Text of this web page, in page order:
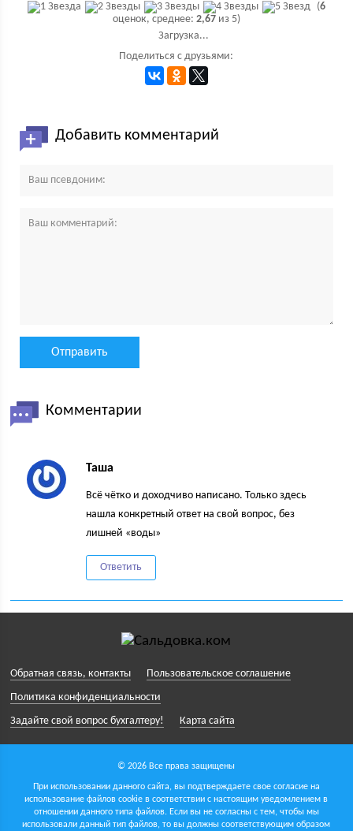
(6
оценок, среднее: 2,67из 5)
Загрузка...
Поделиться с друзьями:
Добавить комментарий
Комментарии
Таша
Всё чётко и доходчиво написано. Только здесь
нашла конкретный ответ на свой вопрос, без
лишней «воды»
Ответить
Обратная связь, контакты
Пользовательское соглашение
Политика конфиденциальности
Задайте свой вопрос бухгалтеру!
Карта сайта
© 2026 Все права защищены
При использовании данного сайта, вы подтверждаете свое согласие на
использование файлов cookie в соответствии с настоящим уведомлением в
отношении данного типа файлов. Если вы не согласны с тем, чтобы мы
использовали данный тип файлов, то вы должны соответствующим образом